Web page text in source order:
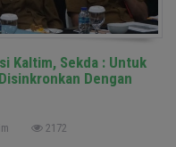
Kaltim, Sekda : Untuk
Dengan
2172